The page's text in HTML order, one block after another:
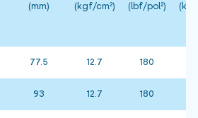
(mm) (kgf/cm²) (lbf/pol²)
77.5 12.7 180
93 12.7 180